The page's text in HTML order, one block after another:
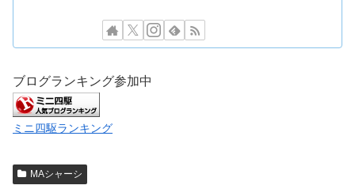
ブログランキング参加中
ミニ四駆ランキング
MAシャーシ